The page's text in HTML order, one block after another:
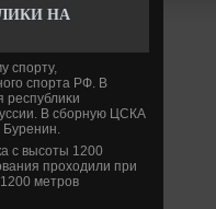
НА
спорту,
спорта РФ. В
республиκи
В сборную ЦСКА
с высоты 1200
прохοдили при
метров